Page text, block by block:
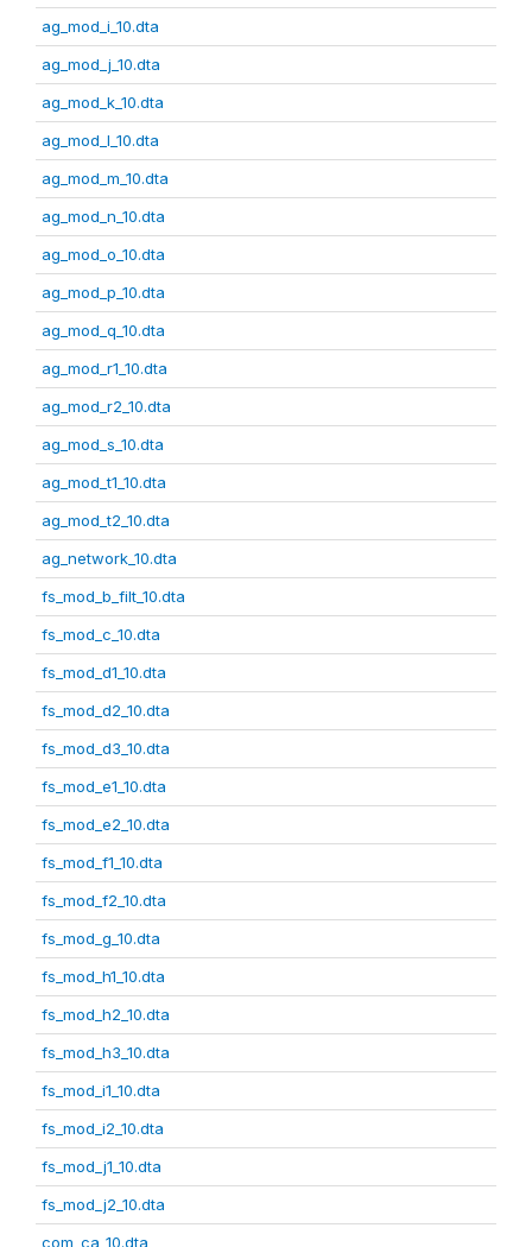
ag_mod_i_10.dta
ag_mod_j_10.dta
ag_mod_k_10.dta
ag_mod_l_10.dta
ag_mod_m_10.dta
ag_mod_n_10.dta
ag_mod_o_10.dta
ag_mod_p_10.dta
ag_mod_q_10.dta
ag_mod_r1_10.dta
ag_mod_r2_10.dta
ag_mod_s_10.dta
ag_mod_t1_10.dta
ag_mod_t2_10.dta
ag_network_10.dta
fs_mod_b_filt_10.dta
fs_mod_c_10.dta
fs_mod_d1_10.dta
fs_mod_d2_10.dta
fs_mod_d3_10.dta
fs_mod_e1_10.dta
fs_mod_e2_10.dta
fs_mod_f1_10.dta
fs_mod_f2_10.dta
fs_mod_g_10.dta
fs_mod_h1_10.dta
fs_mod_h2_10.dta
fs_mod_h3_10.dta
fs_mod_i1_10.dta
fs_mod_i2_10.dta
fs_mod_j1_10.dta
fs_mod_j2_10.dta
com_ca_10.dta